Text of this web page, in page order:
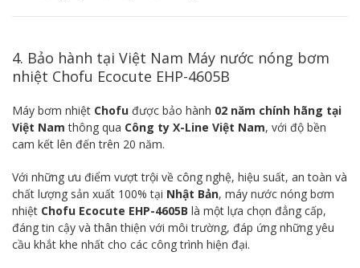
4. Bảo hành tại Việt Nam Máy nước nóng bơm
nhiệt Chofu Ecocute EHP-4605B
Máy bơm nhiệt Chofu được bảo hành 02 năm chính hãng tại
Việt Nam thông qua Công ty X-Line Việt Nam, với độ bền
cam kết lên đến trên 20 năm.
Với những ưu điểm vượt trội về công nghệ, hiệu suất, an toàn và
chất lượng sản xuất 100% tại Nhật Bản, máy nước nóng bơm
nhiệt Chofu Ecocute EHP-4605B là một lựa chọn đẳng cấp,
đáng tin cậy và thân thiện với môi trường, đáp ứng những yêu
cầu khắt khe nhất cho các công trình hiện đại.